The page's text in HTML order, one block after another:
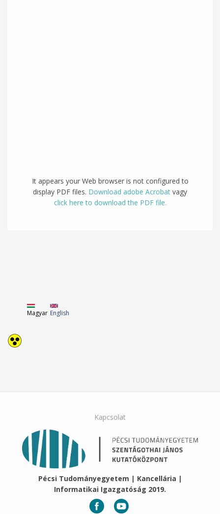
It appears your Web browser is not configured to
display PDF files. Download adobe Acrobat vagy
click here to download the PDF file.
Magyar English
Kapcsolat
Pécsi Tudományegyetem | Kancellária |
Informatikai Igazgatóság 2019.